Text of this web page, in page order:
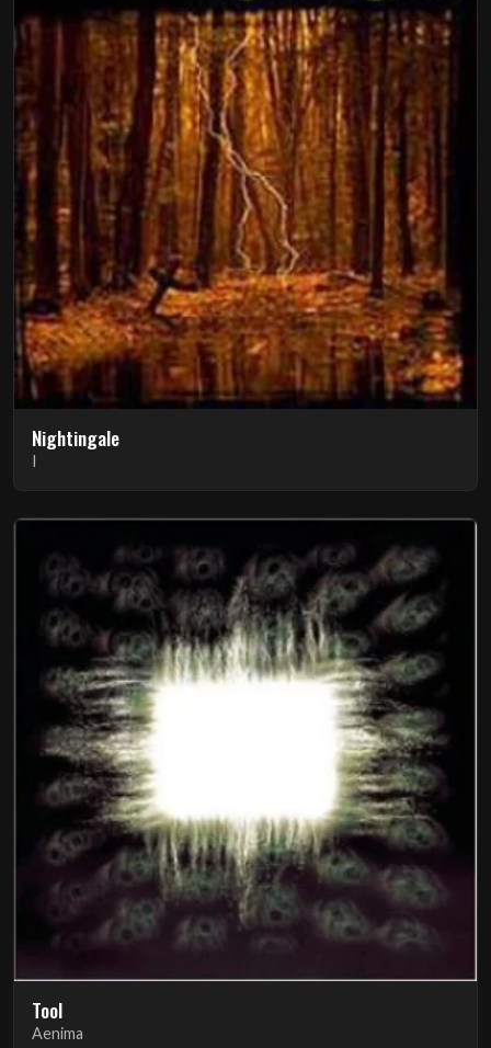
Nightingale
I
Tool
Aenima